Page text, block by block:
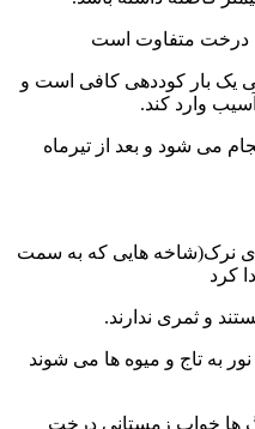
درخت متفاوت است
یک بار کوددهی کافی است و
وارد کند.
می شود و بعد از تیرماه
نرک(شاخه هایی که به سمت
کرد
و ثمری ندارند.
به تاج و میوه ها می شوند
ها خواب زمستانی درخت